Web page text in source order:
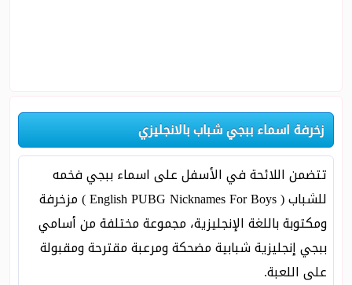
زخرفة اسماء ببجي شباب بالانجليزي
تتضمن اللائحة في الأسفل على اسماء ببجي فخمه
للشباب ( English PUBG Nicknames For Boys ) مزخرفة
ومكتوبة باللغة الإنجليزية، مجموعة مختلفة من أسامي
ببجي إنجليزية شبابية مضحكة ومرعبة مقترحة ومقبولة
على اللعبة.